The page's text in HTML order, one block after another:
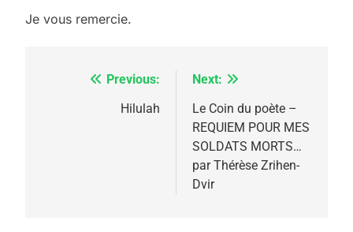
Je vous remercie.
NavigationPrevious:
Hilulah
Next:
Le Coin du poète –
REQUIEM POUR MES
SOLDATS MORTS…
par Thérèse Zrihen-
Dvir
2025, l’année la plus
meurtrière selon le
rapport d’ADL contre
ISRAÉL